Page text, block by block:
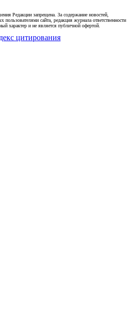
Редакции запрещена. За содержание новостей,
сайта, редакция журнала ответственности
характер и не является публичной офертой.